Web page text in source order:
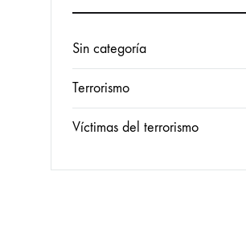
Sin categoría
Terrorismo
Víctimas del terrorismo